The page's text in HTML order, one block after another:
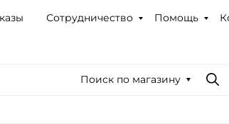
Сотрудничество Помощь
Поиск по магазину